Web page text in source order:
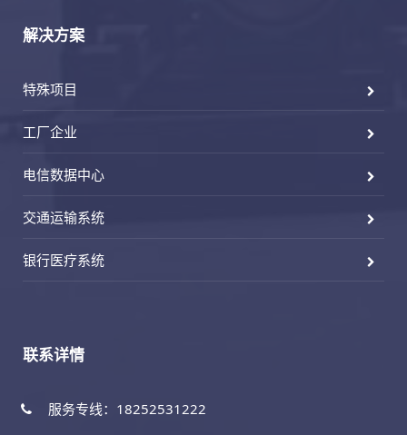
解决方案
特殊项目
工厂企业
电信数据中心
交通运输系统
银行医疗系统
联系详情
服务专线：18252531222